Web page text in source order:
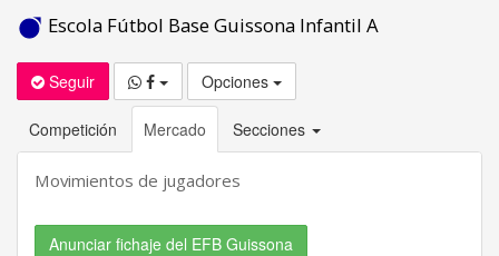
Escola Fútbol Base Guissona Infantil A
Seguir Opciones
Competición Mercado Secciones
Movimientos de jugadores
Anunciar fichaje del EFB Guissona